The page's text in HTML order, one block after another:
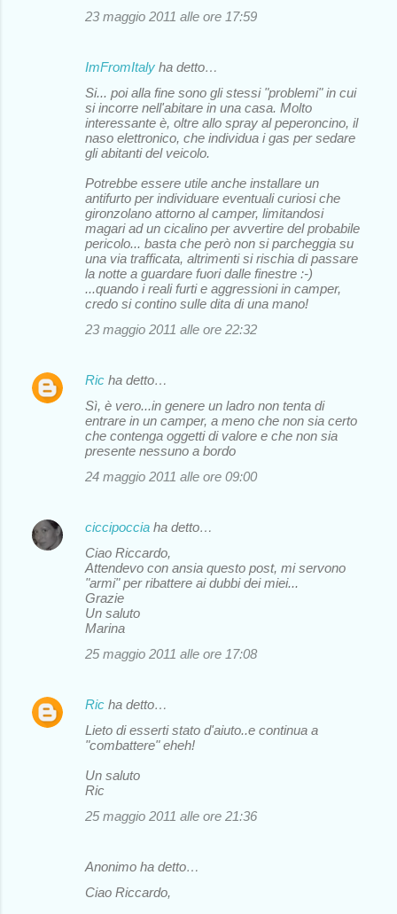
23 maggio 2011 alle ore 17:59
ImFromItaly ha detto…
Si... poi alla fine sono gli stessi "problemi" in cui
si incorre nell'abitare in una casa. Molto
interessante è, oltre allo spray al peperoncino, il
naso elettronico, che individua i gas per sedare
gli abitanti del veicolo.
Potrebbe essere utile anche installare un
antifurto per individuare eventuali curiosi che
gironzolano attorno al camper, limitandosi
magari ad un cicalino per avvertire del probabile
pericolo... basta che però non si parcheggia su
una via trafficata, altrimenti si rischia di passare
la notte a guardare fuori dalle finestre :-)
...quando i reali furti e aggressioni in camper,
credo si contino sulle dita di una mano!
23 maggio 2011 alle ore 22:32
Ric ha detto…
Sì, è vero...in genere un ladro non tenta di
entrare in un camper, a meno che non sia certo
che contenga oggetti di valore e che non sia
presente nessuno a bordo
24 maggio 2011 alle ore 09:00
ciccipoccia ha detto…
Ciao Riccardo,
Attendevo con ansia questo post, mi servono
"armi" per ribattere ai dubbi dei miei...
Grazie
Un saluto
Marina
25 maggio 2011 alle ore 17:08
Ric ha detto…
Lieto di esserti stato d'aiuto..e continua a
"combattere" eheh!
Un saluto
Ric
25 maggio 2011 alle ore 21:36
Anonimo ha detto…
Ciao Riccardo,